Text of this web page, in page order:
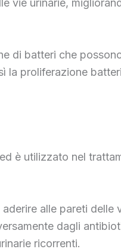
vie urinarie,
di batteri che
la proliferazione
è utilizzato nel
alle pareti delle
dagli
ricorrenti.